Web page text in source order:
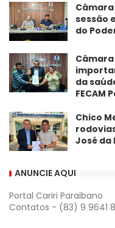
sessão
do
da
FECAM
Chico
José da
ANUNCIE AQUI
Portal Cariri Paraibano
Contatos - (83) 9 9641